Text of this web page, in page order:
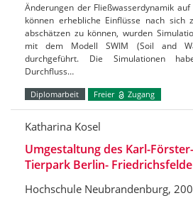
Änderungen der Fließwasserdynamik
können erhebliche Einflüsse nach sich
abschätzen zu können, wurden
mit dem Modell SWIM (Soil and
durchgeführt. Die Simulationen
Durchfluss…
Diplomarbeit Freier Zugang
Katharina Kosel
Umgestaltung des Karl-
Tierpark Berlin- Friedrichsfelde
Hochschule Neubrandenburg,